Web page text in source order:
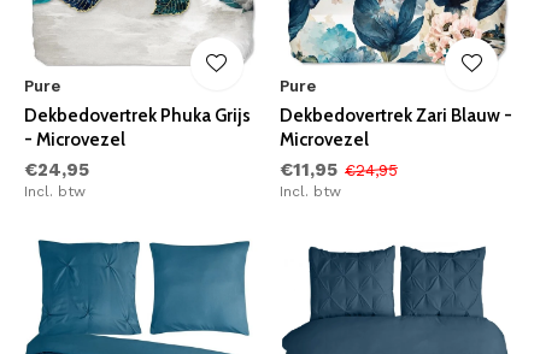
Pure
Dekbedovertrek Phuka Grijs
- Microvezel
€24,95
Incl. btw
Pure
Dekbedovertrek Zari Blauw -
Microvezel
€11,95 €24,95
Incl. btw